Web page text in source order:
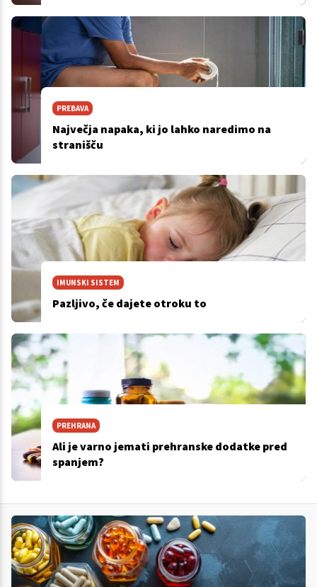
PREBAVA
Največja napaka, ki jo lahko naredimo na
stranišču
IMUNSKI SISTEM
Pazljivo, če dajete otroku to
PREHRANA
Ali je varno jemati prehranske dodatke pred
spanjem?